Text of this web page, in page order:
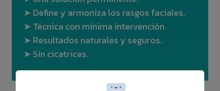
➤ Define y armoniza los rasgos faciales.
➤ Técnica con mínima intervención.
➤ Resultados naturales y seguros.
➤ Sin cicatrices.